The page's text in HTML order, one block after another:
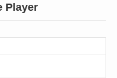
Player